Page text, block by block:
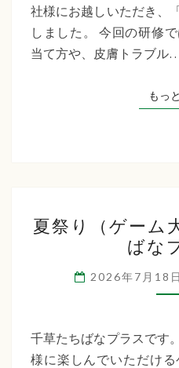
社様にお越しいただき、
しました。 今回の研修
当て方や、皮膚トラブル
もっ
夏祭り（ゲーム
ばな
2026年7月18日
千草たちばなプラスです
様に楽しんでいただけ